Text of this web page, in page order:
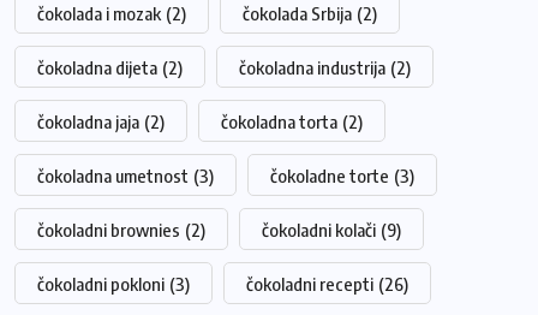
čokolada i mozak (2) čokolada Srbija (2)
čokoladna dijeta (2) čokoladna industrija (2)
čokoladna jaja (2) čokoladna torta (2)
čokoladna umetnost (3) čokoladne torte (3)
čokoladni brownies (2) čokoladni kolači (9)
čokoladni pokloni (3) čokoladni recepti (26)